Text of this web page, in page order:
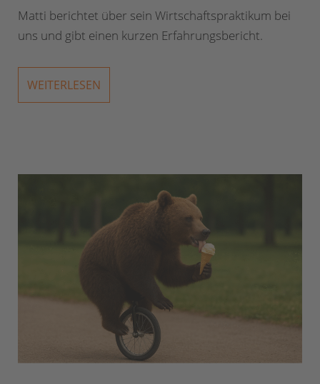
Matti berichtet über sein Wirtschaftspraktikum bei
uns und gibt einen kurzen Erfahrungsbericht.
WEITERLESEN